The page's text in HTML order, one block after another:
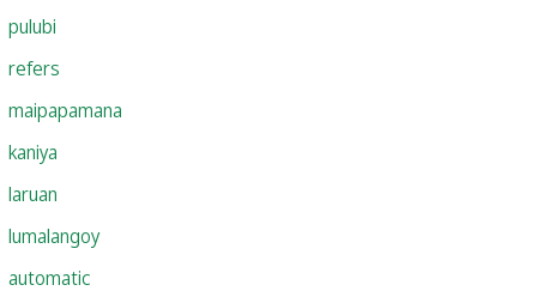
pulubi
refers
maipapamana
kaniya
laruan
lumalangoy
automatic